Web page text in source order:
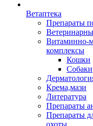
Ветаптека
Препараты
Витаминно-
комплексы
Кошки
Собаки
Крема,мази
Литература
Препараты
Препараты
охоты